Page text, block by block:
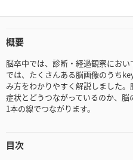
概要
脳卒中では、診断・経過観察にお
では、たくさんある脳画像のうち
み方をわかりやすく解説しました
症状とどうつながっているのか、
1本の線でつながります。
目次